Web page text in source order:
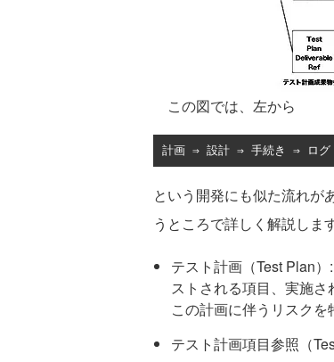
この図では、左から
計画 ⇒ 設計 ⇒ 手続き ⇒ ログ
という開発にも似た流れが
うところで詳しく解説します
テスト計画（Test Plan
ストされる項目、実施さ
この計画に伴うリスクを
テスト計画項目参照（